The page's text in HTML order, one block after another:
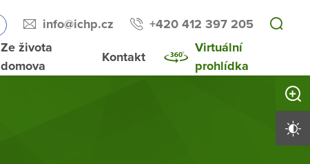
info@ichp.cz
+420 412 397 205
Ze života
domova
Kontakt
Virtuální
prohlídka